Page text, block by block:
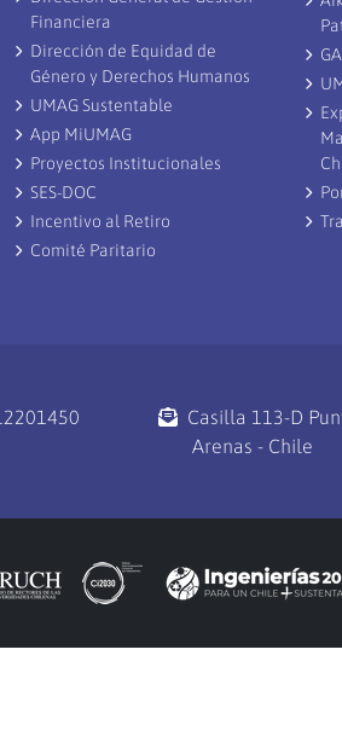
Financiera
Dirección de Equidad de
Género y Derechos Humanos
UMAG Sustentable
App MiUMAG
Proyectos Institucionales
SES-DOC
Incentivo al Retiro
Comité Paritario
Casilla 113-D
Arenas - Chile